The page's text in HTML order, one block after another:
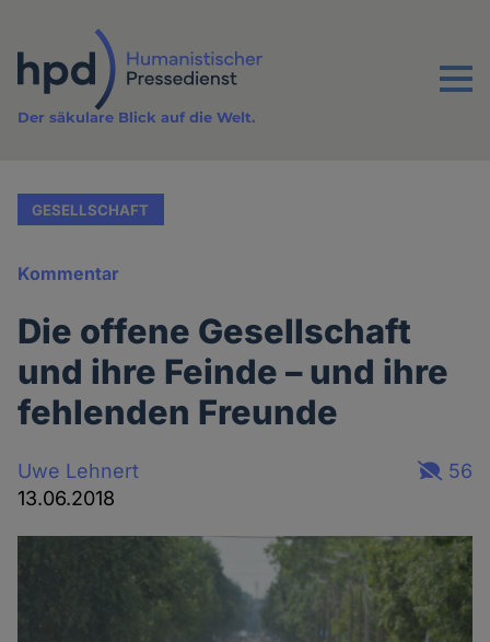
Inhalt
Menu
Der säkulare Blick auf die Welt.
GESELLSCHAFT
Kommentar
Die offene Gesellschaft
und ihre Feinde – und ihre
fehlenden Freunde
Uwe Lehnert
13.06.2018
56